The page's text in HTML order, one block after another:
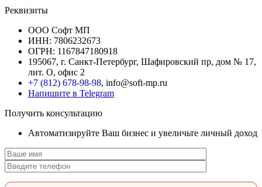
Реквизиты
ООО Софт МП
ИНН: 7806232673
ОГРН: 1167847180918
195067, г. Санкт-Петербург, Шафировский пр, дом № 17,
лит. О, офис 2
+7 (812) 678-98-98, info@soft-mp.ru
Напишите в Telegram
Получить консультацию
Автоматизируйте Ваш бизнес и увеличьте личный доход